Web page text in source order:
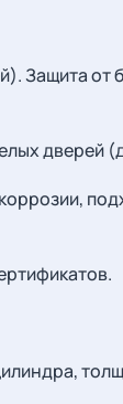
Защита от
дверей